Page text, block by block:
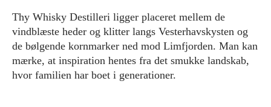
Thy Whisky Destilleri ligger placeret mellem de
vindblæste heder og klitter langs Vesterhavskysten og
de bølgende kornmarker ned mod Limfjorden. Man kan
mærke, at inspiration hentes fra det smukke landskab,
hvor familien har boet i generationer.